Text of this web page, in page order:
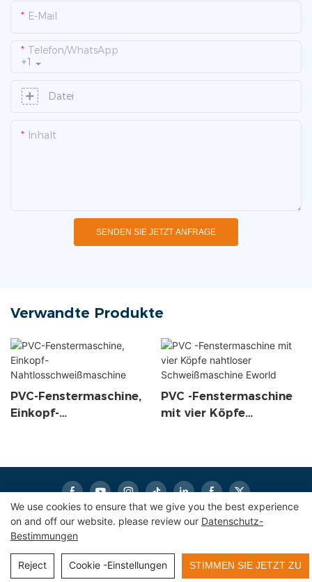
E-Mail
+1
Telefon/WhatsApp
Datei
Inhalt
SENDEN SIE JETZT ANFRAGE
Verwandte Produkte
PVC-Fenstermaschine,
Einkopf-
PVC -Fenstermaschine
mit vier Köpfe
Copyright © 2026
Datenschutzrichtlinie
We use cookies to ensure that we give you the best experience
on and off our website. please review our Datenschutz-
Bestimmungen
Reject Cookie -Einstellungen STIMMEN SIE JETZT ZU